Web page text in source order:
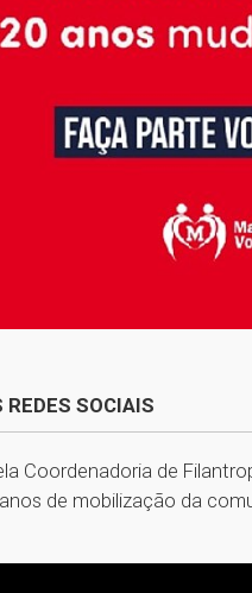
REDES SOCIAIS
Coordenadoria de
de mobilização da